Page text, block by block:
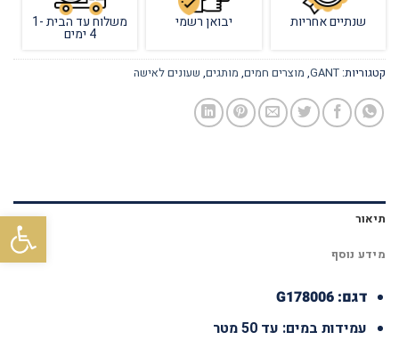
פתח
שנתיים אחריות יבואן רשמי משלוח עד הבית 1-
4 ימים
קטגוריות: GANT
, מוצרים חמים, מותגים, שעונים לאישה
תיאור
מידע נוסף
דגם: G178006
עמידות במים: עד 50 מטר